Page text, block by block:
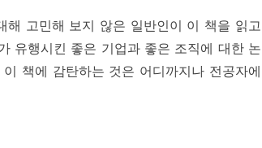
해 고민해 보지 않은 일반인이 이 책을 읽고
유행시킨 좋은 기업과 좋은 조직에 대한 논
책에 감탄하는 것은 어디까지나 전공자에